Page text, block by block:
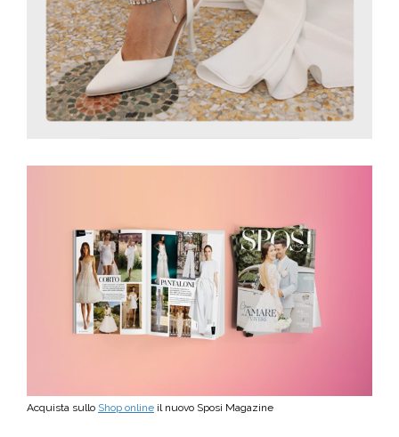
Acquista sullo Shop online il nuovo Sposi Magazine